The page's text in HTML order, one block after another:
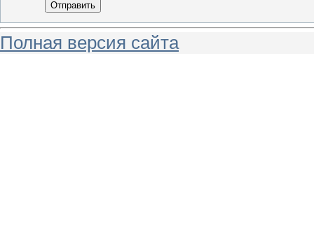
Отправить
Полная версия сайта